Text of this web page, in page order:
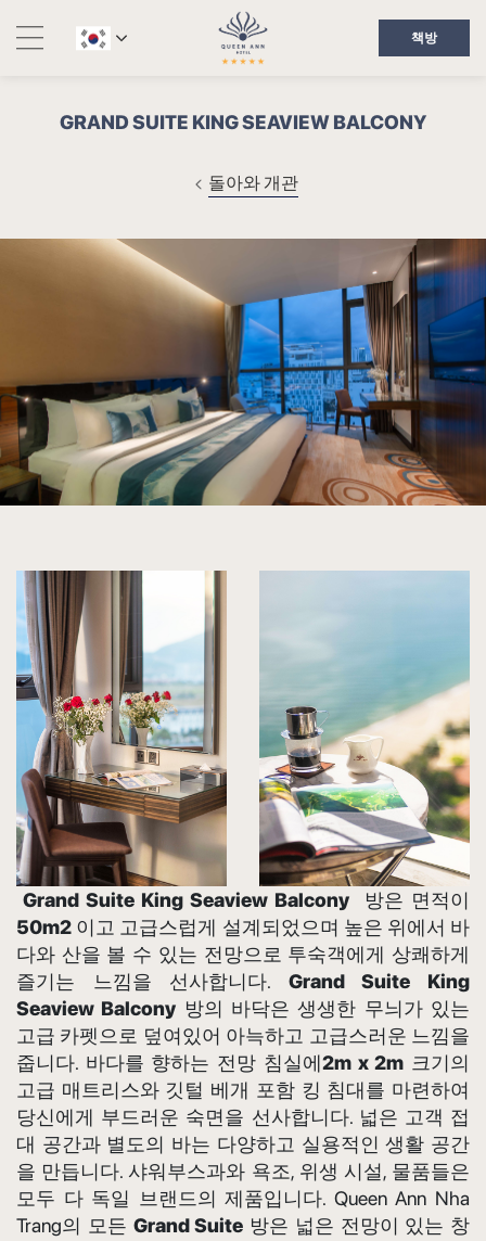
책방
GRAND SUITE KING SEAVIEW BALCONY
돌아와 개관
Grand Suite King Seaview Balcony 방은 면적이
50m2 이고 고급스럽게 설계되었으며 높은 위에서 바
다와 산을 볼 수 있는 전망으로 투숙객에게 상쾌하게
즐기는 느낌을 선사합니다. Grand Suite King
Seaview Balcony 방의 바닥은 생생한 무늬가 있는
고급 카펫으로 덮여있어 아늑하고 고급스러운 느낌을
줍니다. 바다를 향하는 전망 침실에2m x 2m 크기의
고급 매트리스와 깃털 베개 포함 킹 침대를 마련하여
당신에게 부드러운 숙면을 선사합니다. 넓은 고객 접
대 공간과 별도의 바는 다양하고 실용적인 생활 공간
을 만듭니다. 샤워부스과와 욕조, 위생 시설, 물품들은
모두 다 독일 브랜드의 제품입니다. Queen Ann Nha
Trang의 모든 Grand Suite 방은 넓은 전망이 있는 창